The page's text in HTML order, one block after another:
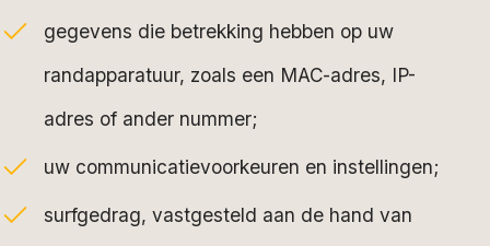
gegevens die betrekking hebben op uw
randapparatuur, zoals een MAC-adres, IP-
adres of ander nummer;
uw communicatievoorkeuren en instellingen;
surfgedrag, vastgesteld aan de hand van